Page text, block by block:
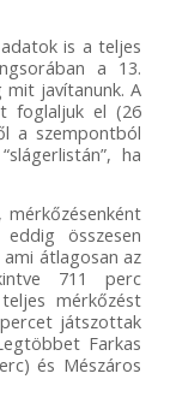
is a teljes
a 13.
mit javítanunk. A
foglaljuk el (26
a szempontból
ha
összesen
átlagosan az
711 perc
mérkőzést
játszottak
Farkas
és Mészáros